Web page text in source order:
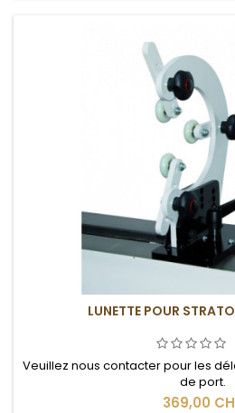
LUNETTE POUR
Veuillez nous contacter pour les
de port.
369,00